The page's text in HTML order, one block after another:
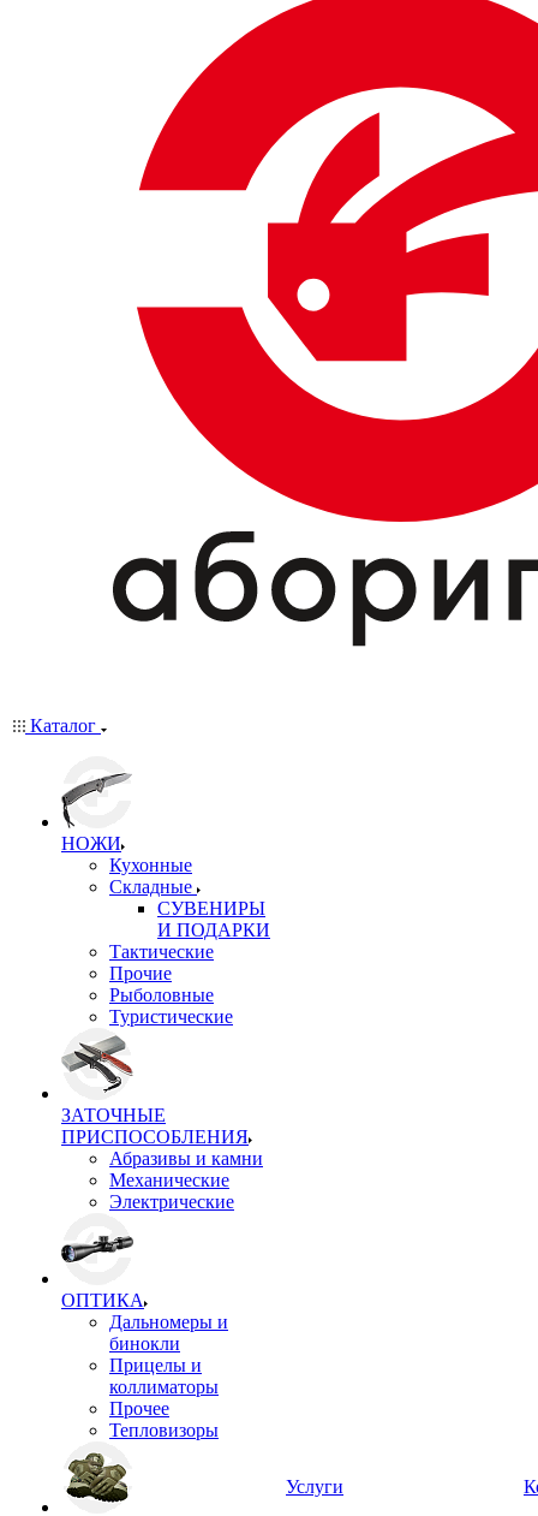
Каталог
НОЖИ
Кухонные
Складные
СУВЕНИРЫ
И ПОДАРКИ
Тактические
Прочие
Рыболовные
Туристические
ЗАТОЧНЫЕ
ПРИСПОСОБЛЕНИЯ
Абразивы и камни
Механические
Электрические
ОПТИКА
Дальномеры и
бинокли
Прицелы и
коллиматоры
Прочее
Тепловизоры
Услуги